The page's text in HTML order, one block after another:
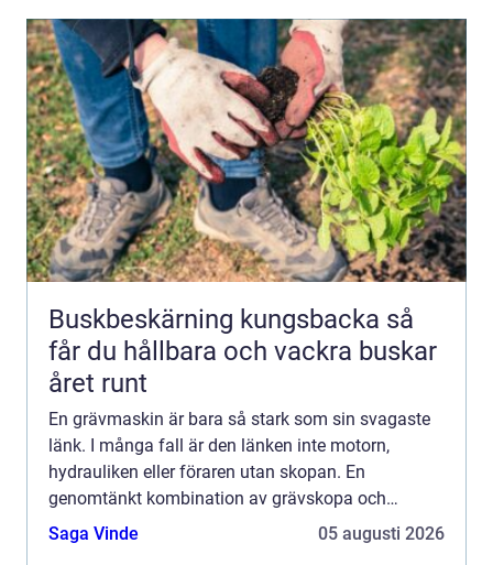
Buskbeskärning kungsbacka så
får du hållbara och vackra buskar
året runt
En grävmaskin är bara så stark som sin svagaste
länk. I många fall är den länken inte motorn,
hydrauliken eller föraren utan skopan. En
genomtänkt kombination av grävskopa och
grävmaskin avgör hur effektivt maskinen arbetar,
Saga Vinde 05 augusti 2026